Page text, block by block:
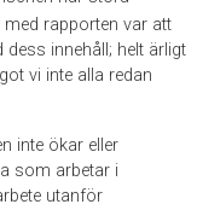
rapporten var att
innehåll; helt ärligt
vi inte alla redan
inte ökar eller
som arbetar i
utanför